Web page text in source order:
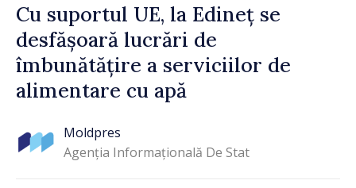
Cu suportul UE, la Edineț se
desfășoară lucrări de
îmbunătățire a serviciilor de
alimentare cu apă
Moldpres
Agenția Informațională De Stat